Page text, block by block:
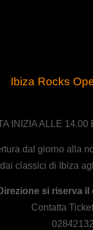
Ibiza Rocks
INIZIA ALLE
dal giorno
classici di Ibiza
si riserva
Contatta